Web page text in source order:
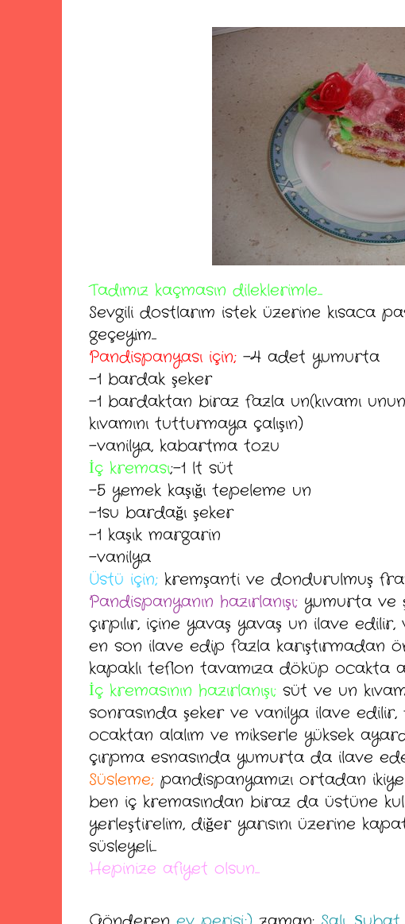
Tadımız kaçmasın dileklerimle...
Sevgili dostlarım istek üzerine kısaca
geçeyim...
Pandispanyası için; -4 adet yumurta
-1 bardak şeker
-1 bardaktan biraz fazla un(kıvamı
kıvamını tutturmaya çalışın)
-vanilya, kabartma tozu
İç kreması;-1 lt süt
-5 yemek kaşığı tepeleme un
-1su bardağı şeker
-1 kaşık margarin
-vanilya
Üstü için; kremşanti ve dondurulmuş
Pandispanyanın hazırlanışı; yumurta ve
çırpılır, içine yavaş yavaş un ilave
en son ilave edip fazla karıştırmadan
kapaklı teflon tavamıza döküp ocakta
İç kremasının hazırlanışı; süt ve un
sonrasında şeker ve vanilya ilave edilir,
ocaktan alalım ve mikserle yüksek
çırpma esnasında yumurta da ilave
Süsleme; pandispanyamızı ortadan
ben iç kremasından biraz da üstüne
yerleştirelim, diğer yarısını üzerine
süsleyeli...
Hepinize afiyet olsun...